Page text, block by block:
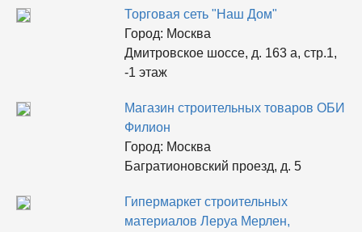
Торговая сеть "Наш Дом"
Город: Москва
Дмитровское шоссе, д. 163 а, стр.1,
-1 этаж
Магазин строительных товаров ОБИ
Филион
Город: Москва
Багратионовский проезд, д. 5
Гипермаркет строительных
материалов Леруа Мерлен,